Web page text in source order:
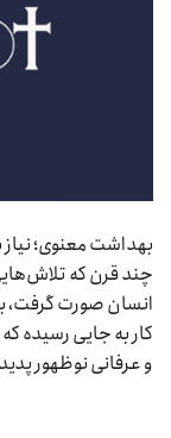
بهداشت معنوی؛
چند قرن که
انسان صورت گرفت،
کار به جایی رسیده
و عرفانی نوظهور